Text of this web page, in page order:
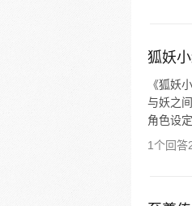
狐妖
《狐妖
与妖之
角色设
1个回答